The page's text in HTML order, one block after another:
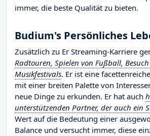
immer, die beste Qualität zu bieten.
Budium's Persönliches
Zusätzlich zu Er Streaming-Karriere
Radtouren, Spielen von Fußball,
Musikfestivals. Er ist eine
mit einer breiten Palette von
neue Dinge zu erkunden. Er hat auch
unterstützenden Partner, der auch ein
Wert auf die Bedeutung einer
Balance und versucht immer, diese